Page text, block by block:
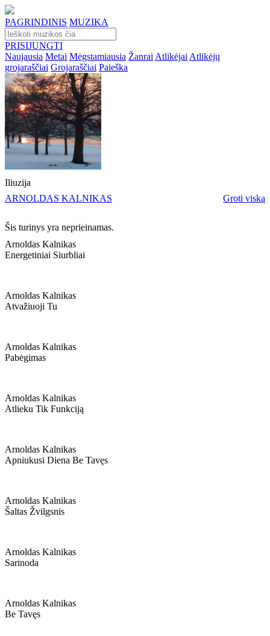
PAGRINDINIS MUZIKA
PRISIJUNGTI
Naujausia Metai Mėgstamiausia Žanrai Atlikėjai Atlikėjų
grojaraščiai Grojaraščiai Paieška
Iliuzija
ARNOLDAS KALNIKAS
Groti viską
Šis turinys yra neprieinamas.
Arnoldas Kalnikas
Energetiniai Siurbliai
Arnoldas Kalnikas
Atvažiuoji Tu
Arnoldas Kalnikas
Pabėgimas
Arnoldas Kalnikas
Atlieku Tik Funkciją
Arnoldas Kalnikas
Apniukusi Diena Be Tavęs
Arnoldas Kalnikas
Šaltas Žvilgsnis
Arnoldas Kalnikas
Sarinoda
Arnoldas Kalnikas
Be Tavęs